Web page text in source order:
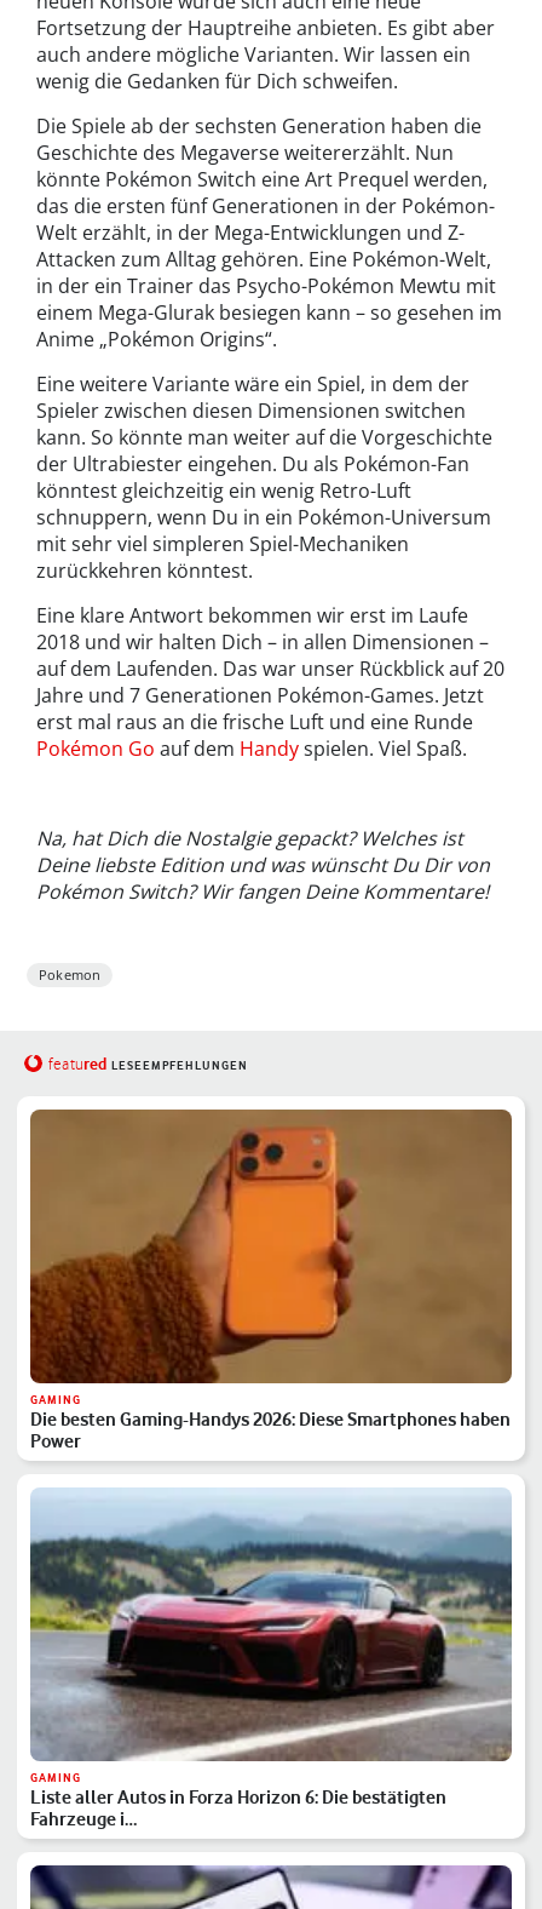
Fortsetzung der Hauptreihe anbieten. Es gibt aber
auch andere mögliche Varianten. Wir lassen ein
wenig die Gedanken für Dich schweifen.
Die Spiele ab der sechsten Generation haben die
Geschichte des Megaverse weitererzählt. Nun
könnte Pokémon Switch eine Art Prequel werden,
das die ersten fünf Generationen in der Pokémon-
Welt erzählt, in der Mega-Entwicklungen und Z-
Attacken zum Alltag gehören. Eine Pokémon-Welt,
in der ein Trainer das Psycho-Pokémon Mewtu mit
einem Mega-Glurak besiegen kann – so gesehen im
Anime „Pokémon Origins“.
Eine weitere Variante wäre ein Spiel, in dem der
Spieler zwischen diesen Dimensionen switchen
kann. So könnte man weiter auf die Vorgeschichte
der Ultrabiester eingehen. Du als Pokémon-Fan
könntest gleichzeitig ein wenig Retro-Luft
schnuppern, wenn Du in ein Pokémon-Universum
mit sehr viel simpleren Spiel-Mechaniken
zurückkehren könntest.
Eine klare Antwort bekommen wir erst im Laufe
2018 und wir halten Dich – in allen Dimensionen –
auf dem Laufenden. Das war unser Rückblick auf 20
Jahre und 7 Generationen Pokémon-Games. Jetzt
erst mal raus an die frische Luft und eine Runde
Pokémon Go auf dem Handyspielen. Viel Spaß.
Na, hat Dich die Nostalgie gepackt? Welches ist
Deine liebste Edition und was wünscht Du Dir von
Pokémon Switch? Wir fangen Deine Kommentare!
Pokemon
featured LESEEMPFEHLUNGEN
GAMING
Die besten Gaming-Handys 2026: Diese Smartphones haben
Power
GAMING
Liste aller Autos in Forza Horizon 6: Die bestätigten
Fahrzeuge i…